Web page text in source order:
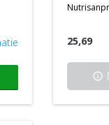
25,69
info